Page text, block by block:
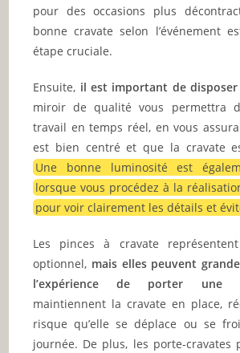
pour des occasions plus
bonne cravate selon l’événement
étape cruciale.
Ensuite, il est important de disposer
miroir de qualité vous permettra
travail en temps réel, en vous
est bien centré et que la cravate
Une bonne luminosité est
lorsque vous procédez à la
pour voir clairement les détails et
Les pinces à cravate
optionnel, mais elles peuvent
l’expérience de porter une
maintiennent la cravate en place,
risque qu’elle se déplace ou se
journée. De plus, les porte-cravates